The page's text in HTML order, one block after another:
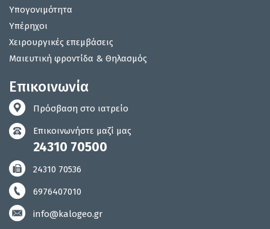
Υπογονιμότητα
Υπέρηχοι
Χειρουργικές επεμβάσεις
Μαιευτική φροντίδα & Θηλασμός
Επικοινωνία
Πρόσβαση στο ιατρείο
Επικοινωνήστε μαζί μας
24310 70500
24310 70536
6976407010
info@kalogeo.gr